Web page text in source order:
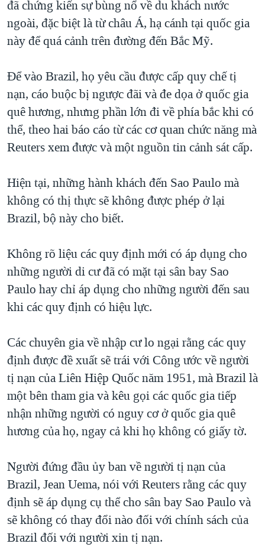
đã chứng kiến sự bùng nổ về du khách nước
ngoài, đặc biệt là từ châu Á, hạ cánh tại quốc gia
này để quá cảnh trên đường đến Bắc Mỹ.
Để vào Brazil, họ yêu cầu được cấp quy chế tị
nạn, cáo buộc bị ngược đãi và đe dọa ở quốc gia
quê hương, nhưng phần lớn đi về phía bắc khi có
thể, theo hai báo cáo từ các cơ quan chức năng mà
Reuters xem được và một nguồn tin cảnh sát cấp.
Hiện tại, những hành khách đến Sao Paulo mà
không có thị thực sẽ không được phép ở lại
Brazil, bộ này cho biết.
Không rõ liệu các quy định mới có áp dụng cho
những người di cư đã có mặt tại sân bay Sao
Paulo hay chỉ áp dụng cho những người đến sau
khi các quy định có hiệu lực.
Các chuyên gia về nhập cư lo ngại rằng các quy
định được đề xuất sẽ trái với Công ước về người
tị nạn của Liên Hiệp Quốc năm 1951, mà Brazil là
một bên tham gia và kêu gọi các quốc gia tiếp
nhận những người có nguy cơ ở quốc gia quê
hương của họ, ngay cả khi họ không có giấy tờ.
Người đứng đầu ủy ban về người tị nạn của
Brazil, Jean Uema, nói với Reuters rằng các quy
định sẽ áp dụng cụ thể cho sân bay Sao Paulo và
sẽ không có thay đổi nào đối với chính sách của
Brazil đối với người xin tị nạn.